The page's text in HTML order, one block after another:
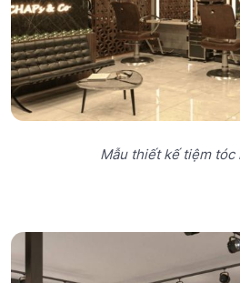
Mẫu thiết kế tiệm tóc